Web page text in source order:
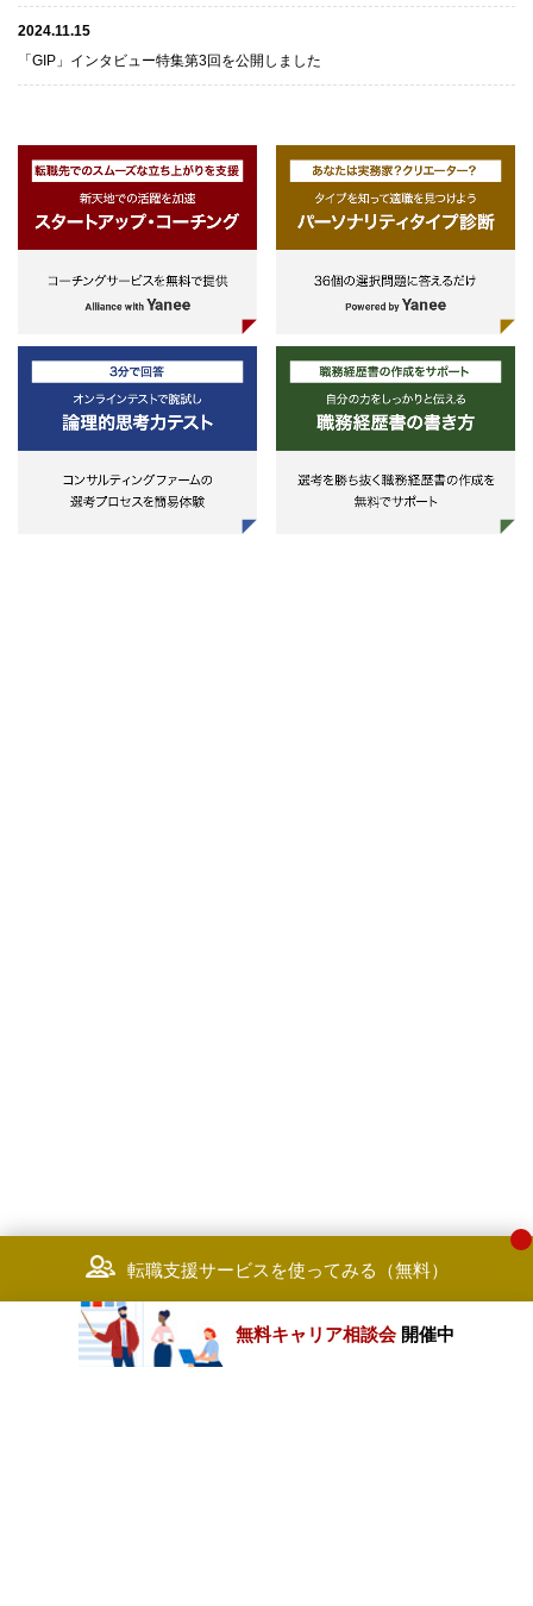
2024.11.15
「GIP」インタビュー特集第3回を公開しました
転職支援サービスを使ってみる（無料）
無料キャリア相談会 開催中